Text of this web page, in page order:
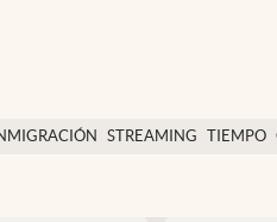
STREAMING TIEMPO